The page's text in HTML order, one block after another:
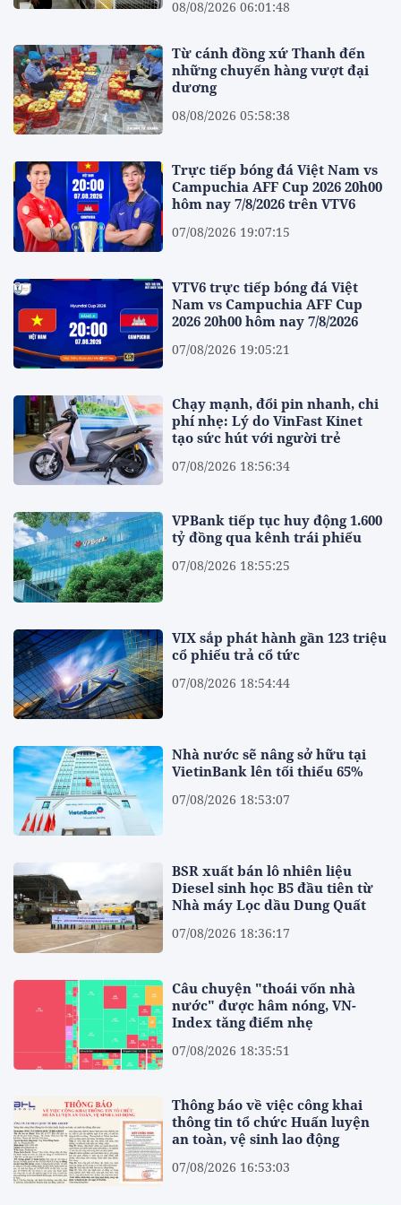
08/08/2026 06:01:48
Từ cánh đồng xứ Thanh đến
những chuyến hàng vượt đại
dương
08/08/2026 05:58:38
Trực tiếp bóng đá Việt Nam vs
Campuchia AFF Cup 2026 20h00
hôm nay 7/8/2026 trên VTV6
07/08/2026 19:07:15
VTV6 trực tiếp bóng đá Việt
Nam vs Campuchia AFF Cup
2026 20h00 hôm nay 7/8/2026
07/08/2026 19:05:21
Chạy mạnh, đổi pin nhanh, chi
phí nhẹ: Lý do VinFast Kinet
tạo sức hút với người trẻ
07/08/2026 18:56:34
VPBank tiếp tục huy động 1.600
tỷ đồng qua kênh trái phiếu
07/08/2026 18:55:25
VIX sắp phát hành gần 123 triệu
cổ phiếu trả cổ tức
07/08/2026 18:54:44
Nhà nước sẽ nâng sở hữu tại
VietinBank lên tối thiểu 65%
07/08/2026 18:53:07
BSR xuất bán lô nhiên liệu
Diesel sinh học B5 đầu tiên từ
Nhà máy Lọc dầu Dung Quất
07/08/2026 18:36:17
Câu chuyện "thoái vốn nhà
nước" được hâm nóng, VN-
Index tăng điểm nhẹ
07/08/2026 18:35:51
Thông báo về việc công khai
thông tin tổ chức Huấn luyện
an toàn, vệ sinh lao động
07/08/2026 16:53:03